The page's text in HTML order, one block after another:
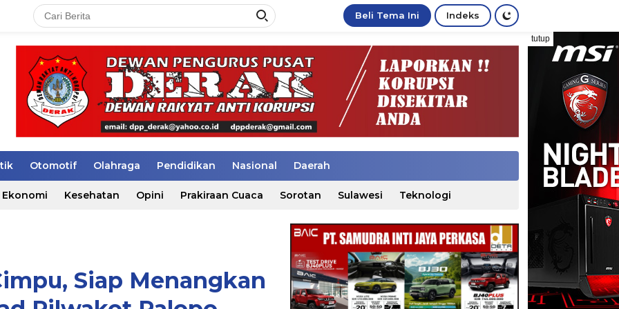
Beli Tema Ini Indeks
tutup
Otomotif Olahraga Pendidikan Nasional Daerah
Ekonomi Kesehatan Opini Prakiraan Cuaca Sorotan Sulawesi Teknologi
Siap Menangkan